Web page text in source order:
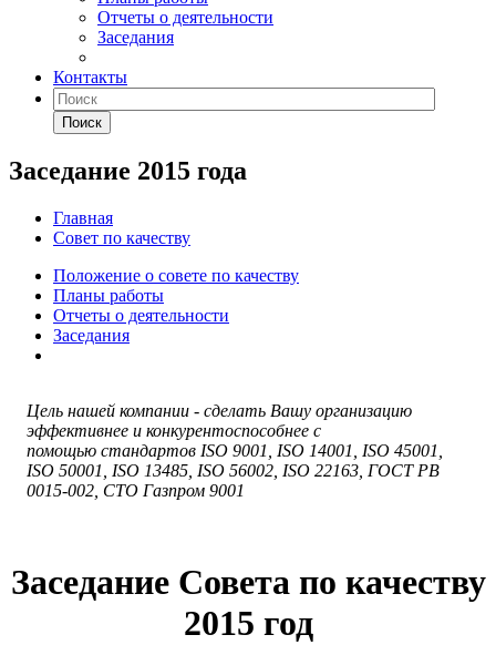
Отчеты о деятельности
Заседания
Контакты
Поиск
Заседание 2015 года
Главная
Совет по качеству
Положение о совете по качеству
Планы работы
Отчеты о деятельности
Заседания
Цель нашей компании - сделать Вашу организацию
эффективнее и конкурентоспособнее с
помощью стандартов ISO 9001, ISO 14001, ISO 45001,
ISO 50001, ISO 13485, ISO 56002, ISO 22163, ГОСТ РВ
0015-002, СТО Газпром 9001
Заседание Совета по качеству
2015 год